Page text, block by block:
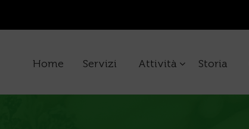
Home Servizi Attività Storia